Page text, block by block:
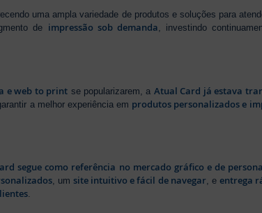
uma ampla variedade de produtos e soluções para
de impressão sob demanda, investindo
e web to print se popularizarem, a Atual Card já estava
a melhor experiência em produtos personalizados e
segue como referência no mercado gráfico e de
, um site intuitivo e fácil de navegar, e entrega
.